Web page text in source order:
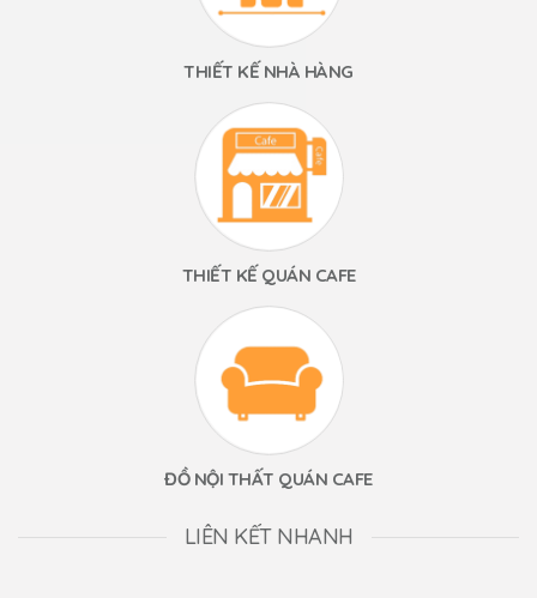
THIẾT KẾ NHÀ HÀNG
THIẾT KẾ QUÁN CAFE
ĐỒ NỘI THẤT QUÁN CAFE
LIÊN KẾT NHANH